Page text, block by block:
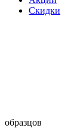
Скидки
образцов